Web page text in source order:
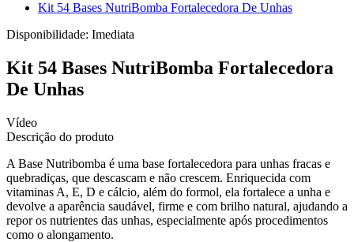
Kit 54 Bases NutriBomba Fortalecedora De Unhas
Disponibilidade: Imediata
Kit 54 Bases NutriBomba Fortalecedora
De Unhas
Vídeo
Descrição do produto
A Base Nutribomba é uma base fortalecedora para unhas fracas e
quebradiças, que descascam e não crescem. Enriquecida com
vitaminas A, E, D e cálcio, além do formol, ela fortalece a unha e
devolve a aparência saudável, firme e com brilho natural, ajudando a
repor os nutrientes das unhas, especialmente após procedimentos
como o alongamento.